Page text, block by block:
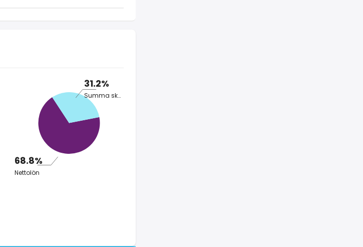
31.2%
Summa skatt
68.8%
Nettolön